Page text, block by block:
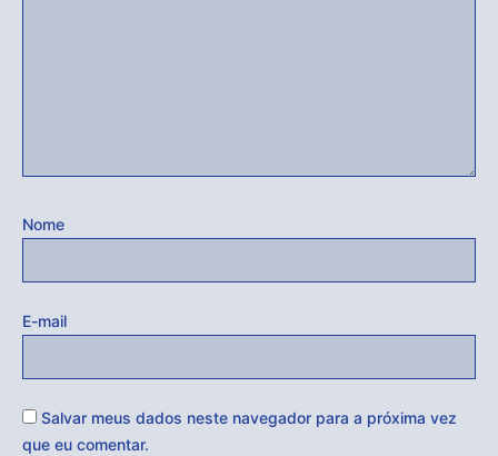
Nome
E-mail
Salvar meus dados neste navegador para a próxima vez
que eu comentar.